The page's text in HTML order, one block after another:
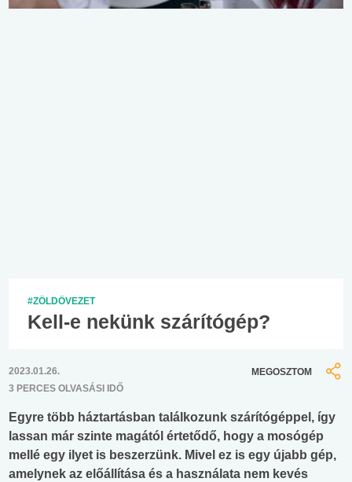
#ZÖLDÖVEZET
Kell-e nekünk szárítógép?
2023.01.26.
3 PERCES OLVASÁSI IDŐ
MEGOSZTOM
Egyre több háztartásban találkozunk szárítógéppel, így
lassan már szinte magától értetődő, hogy a mosógép
mellé egy ilyet is beszerzünk. Mivel ez is egy újabb gép,
amelynek az előállítása és a használata nem kevés